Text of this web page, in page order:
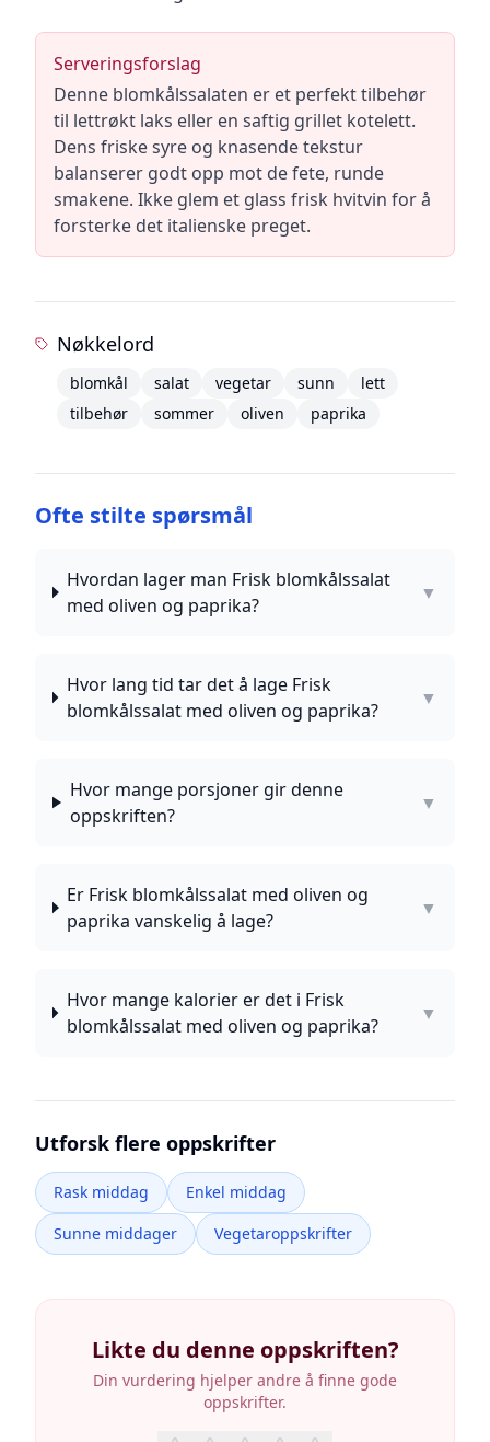
Serveringsforslag
Denne blomkålssalaten er et perfekt tilbehør
til lettrøkt laks eller en saftig grillet kotelett.
Dens friske syre og knasende tekstur
balanserer godt opp mot de fete, runde
smakene. Ikke glem et glass frisk hvitvin for å
forsterke det italienske preget.
Nøkkelord
blomkål salat vegetar sunn
lett
tilbehør
sommer oliven paprika
Ofte stilte spørsmål
Hvordan lager man Frisk blomkålssalat
med oliven og paprika?
▼
Hvor lang tid tar det å lage Frisk
blomkålssalat med oliven og paprika?
▼
Hvor mange porsjoner gir denne
oppskriften?
▼
Er Frisk blomkålssalat med oliven og
paprika vanskelig å lage?
▼
Hvor mange kalorier er det i Frisk
blomkålssalat med oliven og paprika?
▼
Utforsk flere oppskrifter
Rask middag
Enkel middag
Sunne middager
Vegetaroppskrifter
Likte du denne oppskriften?
Din vurdering hjelper andre å finne gode
oppskrifter.